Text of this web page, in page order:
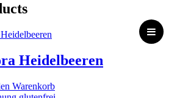
Heidelbeeren
Warenkorb